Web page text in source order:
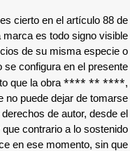
debido a que si bien es
se dispone que una
productos o servicios
es cierto que ello no se
de que si bien es cierto
también es cierto que no
una obra que posee
en que fue creada y que
su protección nace